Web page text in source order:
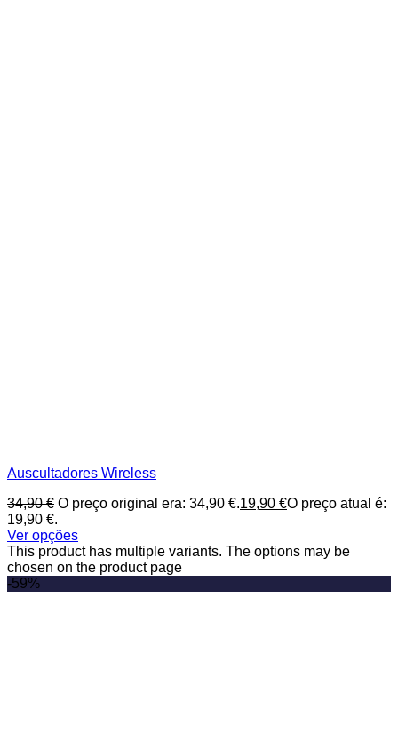
Auscultadores Wireless
34,90€ O preço original era: 34,90 €.19,90 €O preço atual é:
19,90 €.
Ver opções
This product has multiple variants. The options may be
chosen on the product page
-59%